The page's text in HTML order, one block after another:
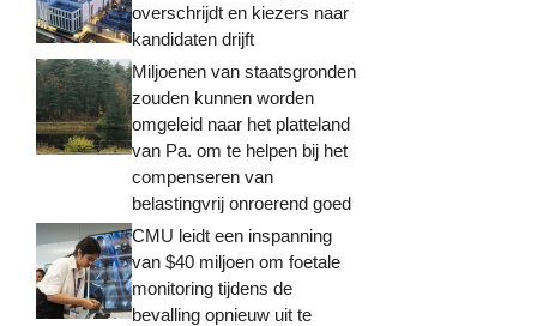
overschrijdt en kiezers naar
kandidaten drijft
Miljoenen van staatsgronden
zouden kunnen worden
omgeleid naar het platteland
van Pa. om te helpen bij het
compenseren van
belastingvrij onroerend goed
CMU leidt een inspanning
van $40 miljoen om foetale
monitoring tijdens de
bevalling opnieuw uit te